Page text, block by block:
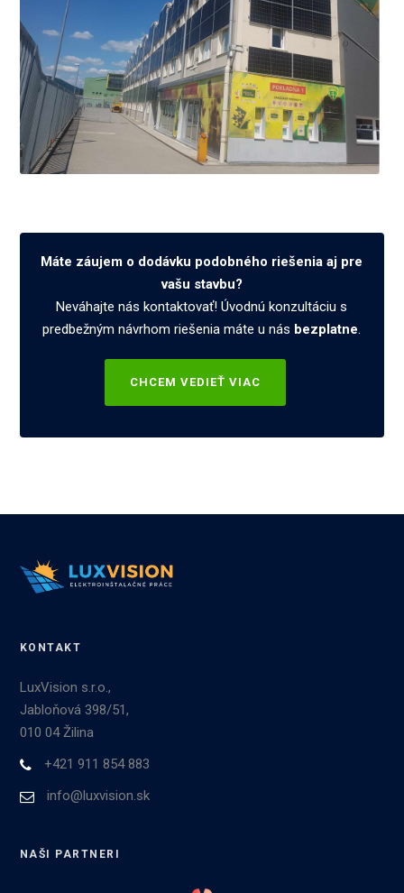
Máte záujem o dodávku podobného riešenia aj pre
vašu stavbu?
Neváhajte nás kontaktovať! Úvodnú konzultáciu s
predbežným návrhom riešenia máte u nás bezplatne.
CHCEM VEDIEŤ VIAC
KONTAKT
LuxVision s.r.o.,
Jabloňová 398/51,
010 04 Žilina
+421 911 854 883
info@luxvision.sk
NAŠI PARTNERI